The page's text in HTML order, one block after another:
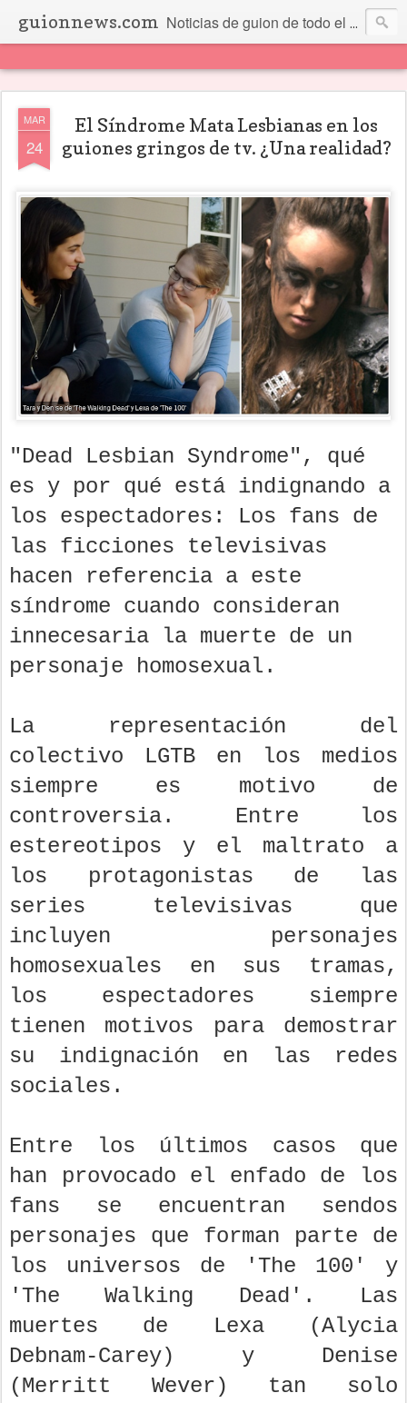
guionnews.com Noticias de guion de todo el mundo... Y más.
MAR
24
El Síndrome Mata Lesbianas en los
guiones gringos de tv. ¿Una realidad?
"Dead Lesbian Syndrome", qué
es y por qué está indignando a
los espectadores: Los fans de
las ficciones televisivas
hacen referencia a este
síndrome cuando consideran
innecesaria la muerte de un
personaje homosexual.
La representación del
colectivo LGTB en los medios
siempre es motivo de
controversia. Entre los
estereotipos y el maltrato a
los protagonistas de las
series televisivas que
incluyen personajes
homosexuales en sus tramas,
los espectadores siempre
tienen motivos para demostrar
su indignación en las redes
sociales.
Entre los últimos casos que
han provocado el enfado de los
fans se encuentran sendos
personajes que forman parte de
los universos de 'The 100' y
'The Walking Dead'. Las
muertes de Lexa (Alycia
Debnam-Carey) y Denise
(Merritt Wever) tan solo